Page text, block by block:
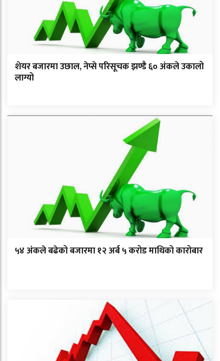
शेयर बजारमा उछाल, नेप्से परिसूचक झण्डै ६० अंकले उकालो
लाग्यो
५४ अंकले बढेको बजारमा १२ अर्ब ५ करोड माथिको कारोबार